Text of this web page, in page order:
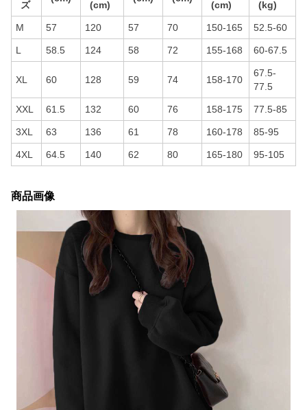
ズ
(cm)
(cm)
(kg)
M 57 120 57 70 150-165 52.5-60
L 58.5 124 58 72 155-168 60-67.5
XL 60 128 59 74 158-170
67.5-
77.5
XXL 61.5 132 60 76 158-175 77.5-85
3XL 63 136 61 78 160-178 85-95
4XL 64.5 140 62 80 165-180 95-105
商品画像